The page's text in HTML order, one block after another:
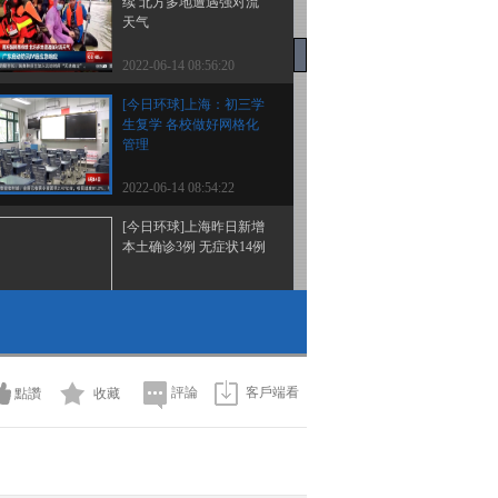
天气
2022-06-14 08:56:20
[今日环球]上海：初三学
生复学 各校做好网格化
管理
2022-06-14 08:54:22
[今日环球]上海昨日新增
本土确诊3例 无症状14例
告续发病例
2022-06-14 08:52:21
言人：伊朗中止履行伊核
點讚 收藏 評論 客戶端看